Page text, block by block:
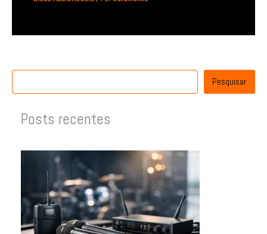
Pesquisar
Posts recentes